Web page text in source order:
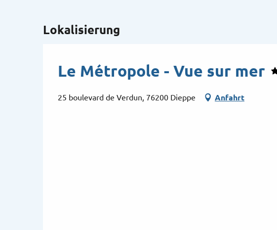
Lokalisierung
Le Métropole - Vue sur mer
25 boulevard de Verdun, 76200 Dieppe Anfahrt